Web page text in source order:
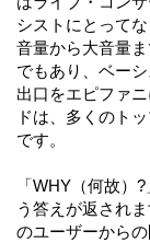
シストにとって
音量から大音量
でもあり、ベー
出口をエピファ
ドは、多くのト
です。
「WHY（何故）
う答えが返され
のユーザーから